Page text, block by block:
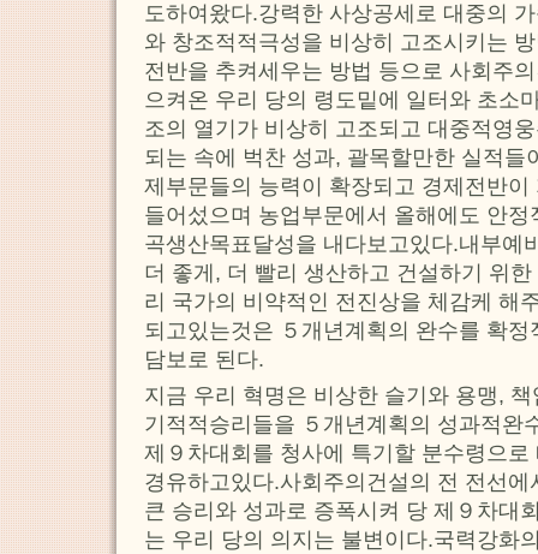
도하여왔다.강력한 사상공세로 대중의
와 창조적적극성을 비상히 고조시키는
전반을 추켜세우는 방법 등으로 사회주
으켜온 우리 당의 령도밑에 일터와 초소
조의 열기가 비상히 고조되고 대중적영
되는 속에 벅찬 성과, 괄목할만한 실적들
제부문들의 능력이 확장되고 경제전반
들어섰으며 농업부문에서 올해에도 안
곡생산목표달성을 내다보고있다.내부예
더 좋게, 더 빨리 생산하고 건설하기 위
리 국가의 비약적인 전진상을 체감케 해
되고있는것은 ５개년계획의 완수를 확
담보로 된다.
지금 우리 혁명은 비상한 슬기와 용맹,
기적적승리들을 ５개년계획의 성과적완
제９차대회를 청사에 특기할 분수령으
경유하고있다.사회주의건설의 전 전선
큰 승리와 성과로 증폭시켜 당 제９차대
는 우리 당의 의지는 불변이다.국력강화